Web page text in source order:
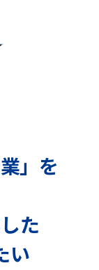
」を
た
い